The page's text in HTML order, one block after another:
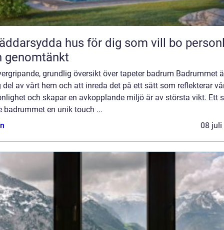
hus för dig som vill bo
genomtänkt
grundlig översikt över tapeter badrum Badrummet
del av vårt hem och att inreda det på ett sätt som reflekterar
och skapar en avkopplande miljö är av största vikt. Ett
badrummet en unik touch ...
08 juli